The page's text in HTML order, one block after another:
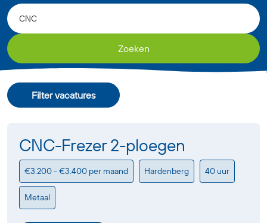
Zoeken
Filter vacatures
CNC-Frezer 2-ploegen
€3.200 - €3.400 per maand Hardenberg 40 uur
Metaal